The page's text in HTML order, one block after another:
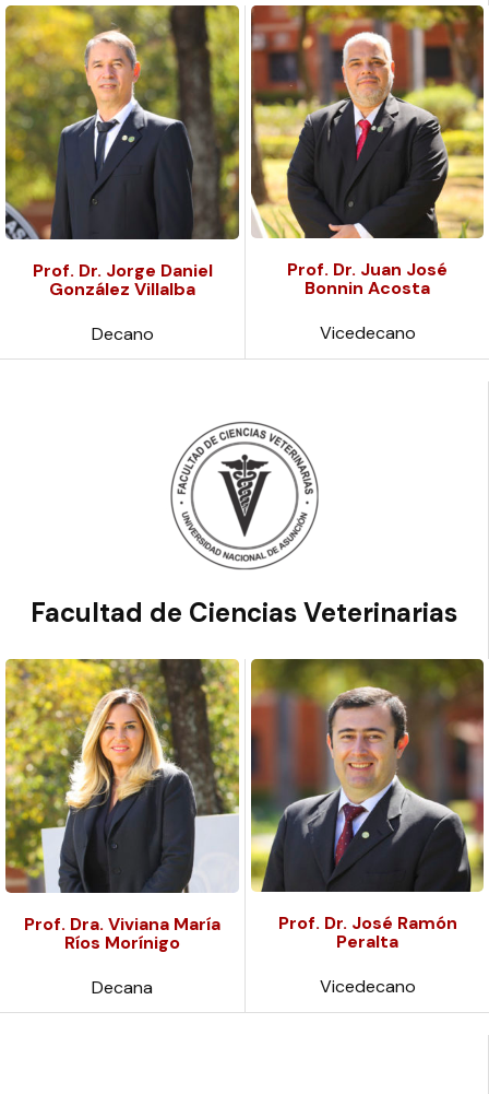
Prof. Dr. Jorge Daniel
González Villalba
Decano
Prof. Dr. Juan José
Bonnin Acosta
Vicedecano
Facultad de Ciencias Veterinarias
Prof. Dra. Viviana María
Ríos Morínigo
Decana
Prof. Dr. José Ramón
Peralta
Vicedecano